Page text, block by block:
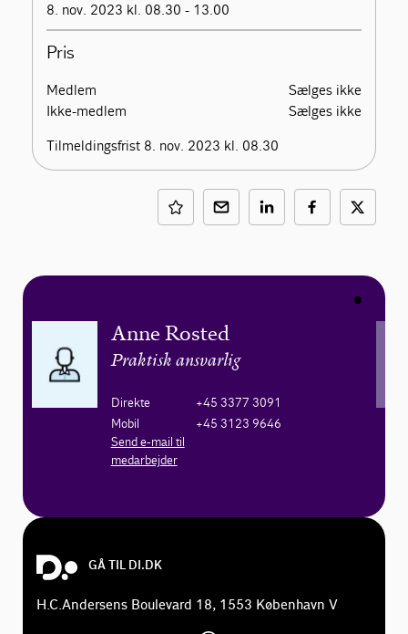
8. nov. 2023 kl. 08.30 - 13.00
Pris
Medlem
Sælges ikke
Ikke-medlem
Sælges ikke
Tilmeldingsfrist 8. nov. 2023 kl. 08.30
Anne Rosted
Praktisk ansvarlig
Direkte
+45 3377 3091
Mobil
+45 3123 9646
Send e-mail til
medarbejder
GÅ TIL DI.DK
H.C.Andersens Boulevard 18, 1553 København V